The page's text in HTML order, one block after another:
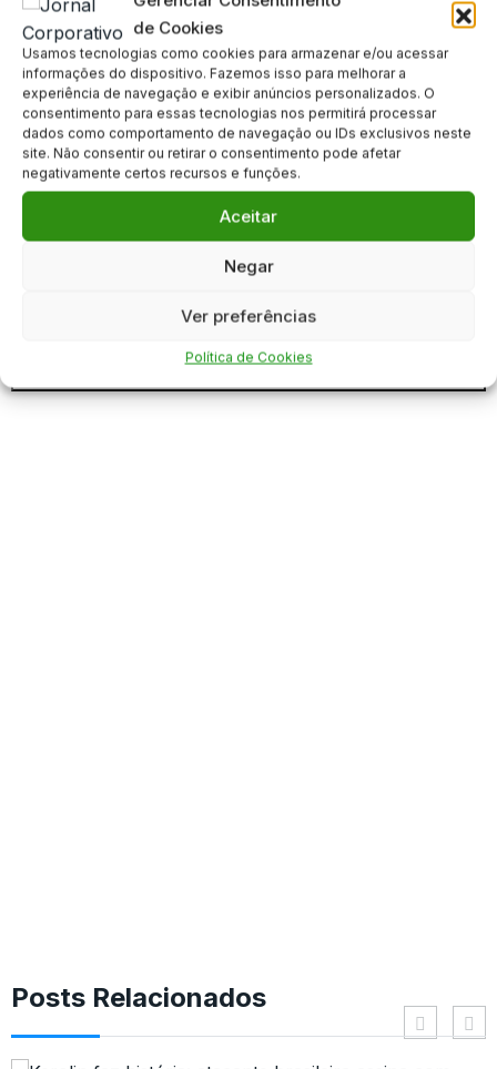
de Cookies
Usamos tecnologias como cookies para armazenar e/ou acessar
informações do dispositivo. Fazemos isso para melhorar a
experiência de navegação e exibir anúncios personalizados. O
consentimento para essas tecnologias nos permitirá processar
dados como comportamento de navegação ou IDs exclusivos neste
site. Não consentir ou retirar o consentimento pode afetar
negativamente certos recursos e funções.
Aceitar
Negar
Ver preferências
Política de Cookies
Krasnodar, da Rússia, pela compra do meio-campista
Cueva em fevereiro de 2019. A dívida gira na casa dos
US$ 4 milhões (aproximadamente R$ 19,8 milhões na
cotação atual) e deveria ter sido quitada em janeiro do
ano passado.
Além do Santos e do Krasnodar, o imbróglio possui o
envolvimento indireto do Pachuca, do México. O caso é
complexo, tem idas e vindas na Justiça, e passa pela
gestão do ex-presidentes José Carlos Peres
Clique para aceitar os cookies marketing e ativar este
Posts Relacionados